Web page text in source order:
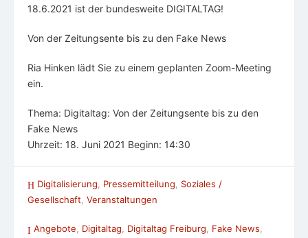
18.6.2021 ist der bundesweite DIGITALTAG!
Von der Zeitungsente bis zu den Fake News
Ria Hinken lädt Sie zu einem geplanten Zoom-Meeting
ein.
Thema: Digitaltag: Von der Zeitungsente bis zu den
Fake News
Uhrzeit: 18. Juni 2021 Beginn: 14:30
Digitalisierung Pressemitteilung
Soziales /
Gesellschaft, Veranstaltungen
Angebote, Digitaltag, Digitaltag Freiburg, Fake News,